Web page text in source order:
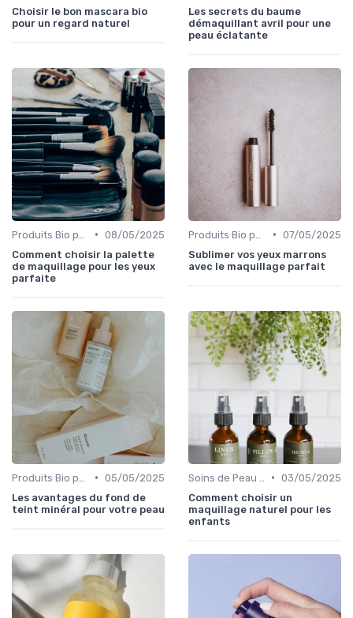
Choisir le bon mascara bio
pour un regard naturel
Les secrets du baume
démaquillant avril pour une
peau éclatante
• 08/05/2025
Comment choisir la palette
de maquillage pour les yeux
parfaite
• 07/05/2025
Sublimer vos yeux marrons
avec le maquillage parfait
• 05/05/2025
Les avantages du fond de
teint minéral pour votre peau
• 03/05/2025
Comment choisir un
maquillage naturel pour les
enfants